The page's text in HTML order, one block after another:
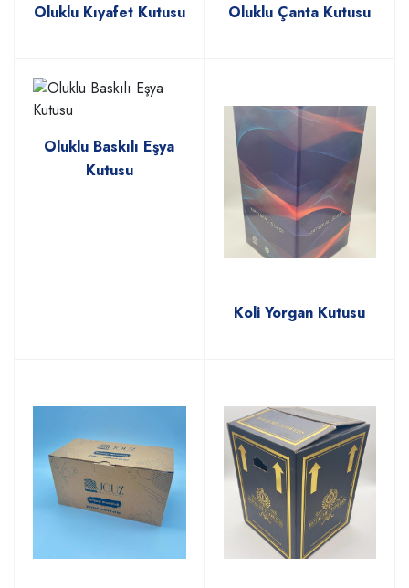
Oluklu Kıyafet Kutusu Oluklu Çanta Kutusu
Oluklu Baskılı Eşya
Kutusu
Koli Yorgan Kutusu